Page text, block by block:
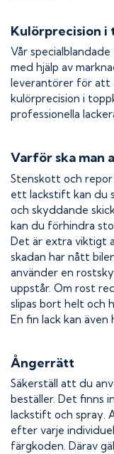
Kulörprecision i
Vår
med hjälp av
leverantörer för att
kulörprecision i
professionella
Varför ska man
Stenskott och repor
ett lackstift kan du
och skyddande
kan du förhindra
Det är extra viktigt
skadan har nått
använder en
uppstår. Om rost
slipas bort helt och
En fin lack kan även
Ångerrätt
Säkerställ att du
beställer. Det finns
lackstift och spray.
efter varje
färgkoden. Därav